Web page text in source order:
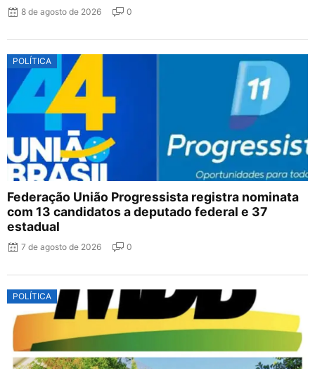
8 de agosto de 2026 0
POLÍTICA
Federação União Progressista registra nominata
com 13 candidatos a deputado federal e 37
estadual
7 de agosto de 2026 0
POLÍTICA